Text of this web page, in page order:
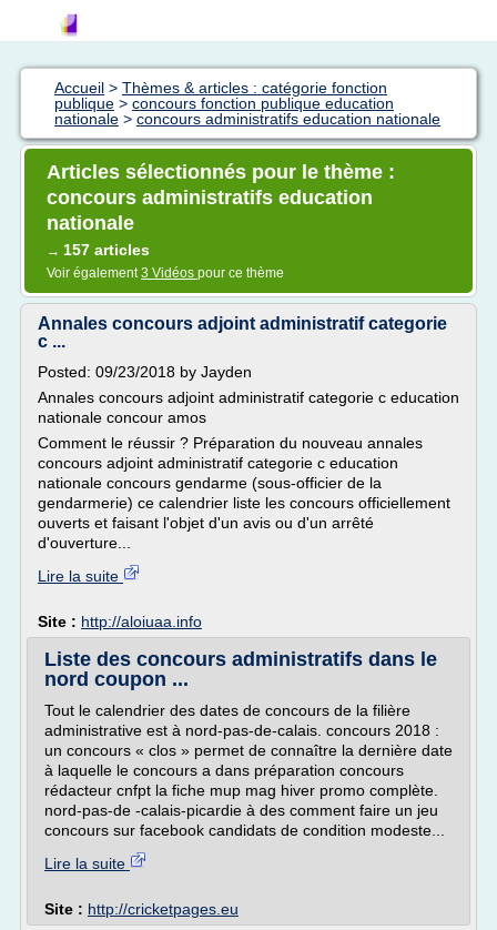
Accueil > Thèmes & articles : catégorie fonction
publique > concours fonction publique education
nationale > concours administratifs education nationale
Articles sélectionnés pour le thème :
concours administratifs education
nationale
→ 157 articles
Voir également3 Vidéos pour ce thème
Annales concours adjoint administratif categorie
c ...
Posted: 09/23/2018 by Jayden
Annales concours adjoint administratif categorie c education
nationale concour amos
Comment le réussir ? Préparation du nouveau annales
concours adjoint administratif categorie c education
nationale concours gendarme (sous-officier de la
gendarmerie) ce calendrier liste les concours officiellement
ouverts et faisant l'objet d'un avis ou d'un arrêté
d'ouverture...
Lire la suite
Site : http://aloiuaa.info
Liste des concours administratifs dans le
nord coupon ...
Tout le calendrier des dates de concours de la filière
administrative est à nord-pas-de-calais. concours 2018 :
un concours « clos » permet de connaître la dernière date
à laquelle le concours a dans préparation concours
rédacteur cnfpt la fiche mup mag hiver promo complète.
nord-pas-de -calais-picardie à des comment faire un jeu
concours sur facebook candidats de condition modeste...
Lire la suite
Site : http://cricketpages.eu